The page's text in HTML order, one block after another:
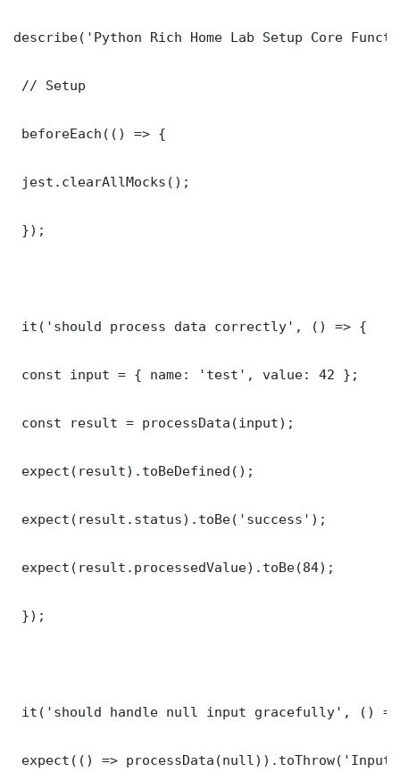
describe('Python Rich Home Lab Setup Core
// Setup
beforeEach(() => {
jest.clearAllMocks();
});
it('should process data correctly', () => {
const input = { name: 'test', value: 42 };
const result = processData(input);
expect(result).toBeDefined();
expect(result.status).toBe('success');
expect(result.processedValue).toBe(84);
});
it('should handle null input gracefully', ()
expect(() =>